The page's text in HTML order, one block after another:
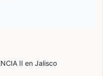
II en Jalisco